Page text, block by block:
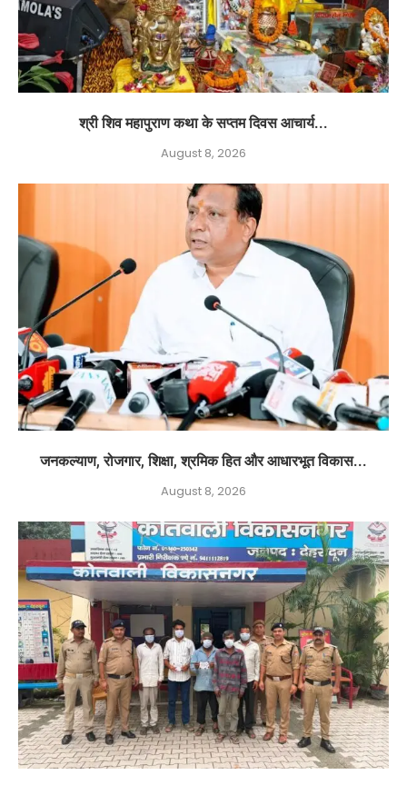
श्री शिव महापुराण कथा के सप्तम दिवस आचार्य...
August 8, 2026
जनकल्याण, रोजगार, शिक्षा, श्रमिक हित और आधारभूत विकास...
August 8, 2026